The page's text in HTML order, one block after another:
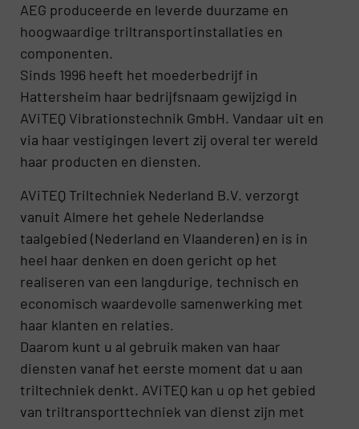
AEG produceerde en leverde duurzame en
hoogwaardige triltransportinstallaties en
componenten.
Sinds 1996 heeft het moederbedrijf in
Hattersheim haar bedrijfsnaam gewijzigd in
AViTEQ Vibrationstechnik GmbH. Vandaar uit en
via haar vestigingen levert zij overal ter wereld
haar producten en diensten.
AViTEQ Triltechniek Nederland B.V. verzorgt
vanuit Almere het gehele Nederlandse
taalgebied (Nederland en Vlaanderen) en is in
heel haar denken en doen gericht op het
realiseren van een langdurige, technisch en
economisch waardevolle samenwerking met
haar klanten en relaties.
Daarom kunt u al gebruik maken van haar
diensten vanaf het eerste moment dat u aan
triltechniek denkt. AViTEQ kan u op het gebied
van triltransporttechniek van dienst zijn met